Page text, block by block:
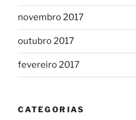
novembro 2017
outubro 2017
fevereiro 2017
CATEGORIAS